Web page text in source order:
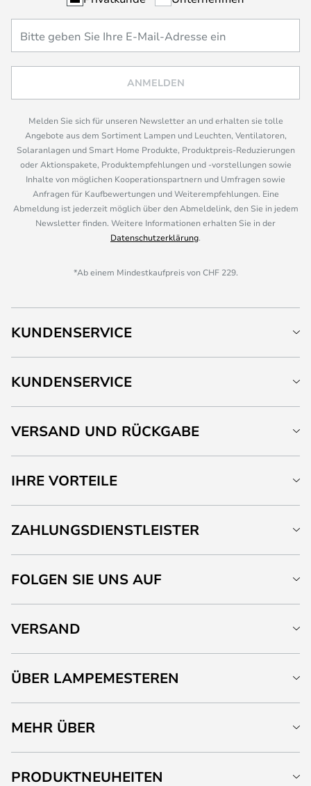
ANMELDEN
Melden Sie sich für unseren Newsletter an und erhalten sie tolle
Angebote aus dem Sortiment Lampen und Leuchten, Ventilatoren,
Solaranlagen und Smart Home Produkte, Produktpreis-Reduzierungen
oder Aktionspakete, Produktempfehlungen und -vorstellungen sowie
Inhalte von möglichen Kooperationspartnern und Umfragen sowie
Anfragen für Kaufbewertungen und Weiterempfehlungen. Eine
Abmeldung ist jederzeit möglich über den Abmeldelink, den Sie in jedem
Newsletter finden. Weitere Informationen erhalten Sie in der
Datenschutzerklärung.
*Ab einem Mindestkaufpreis von CHF 229.
KUNDENSERVICE
KUNDENSERVICE
VERSAND UND RÜCKGABE
IHRE VORTEILE
ZAHLUNGSDIENSTLEISTER
FOLGEN SIE UNS AUF
VERSAND
ÜBER LAMPEMESTEREN
MEHR ÜBER
PRODUKTNEUHEITEN